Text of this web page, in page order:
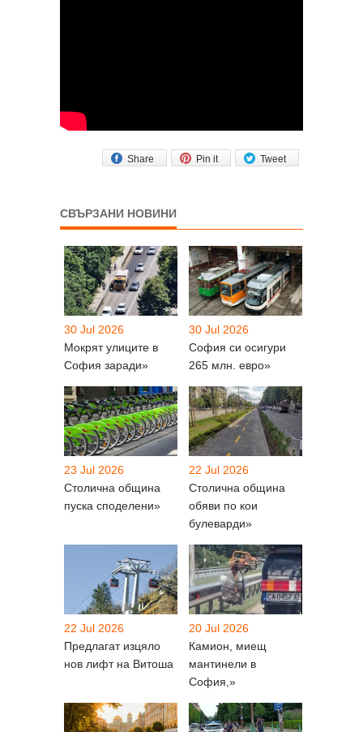
Tweet
Pin it
Share
СВЪРЗАНИ НОВИНИ
30 Jul 2026
Мокрят улиците в
София заради»
30 Jul 2026
София си осигури
265 млн. евро»
23 Jul 2026
Столична община
пуска споделени»
22 Jul 2026
Столична община
обяви по кои
булеварди»
22 Jul 2026
Предлагат изцяло
нов лифт на Витоша
20 Jul 2026
Камион, миещ
мантинели в
София,»